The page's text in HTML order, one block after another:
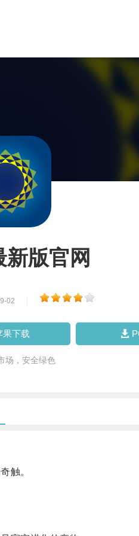
版官网
02
果下载
场，安全绿色
触。